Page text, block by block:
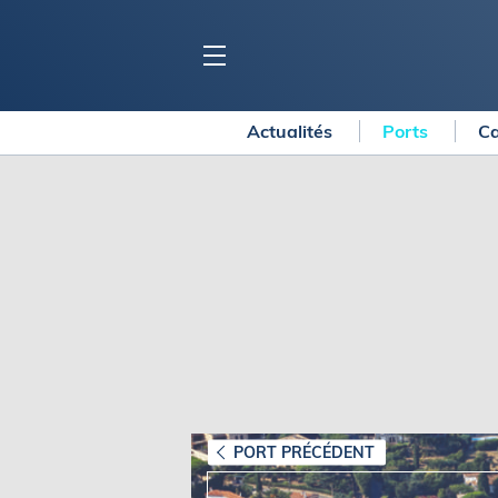
Voiliers
Bateaux à moteur
Actualités Ports
PORT PRÉCÉDENT